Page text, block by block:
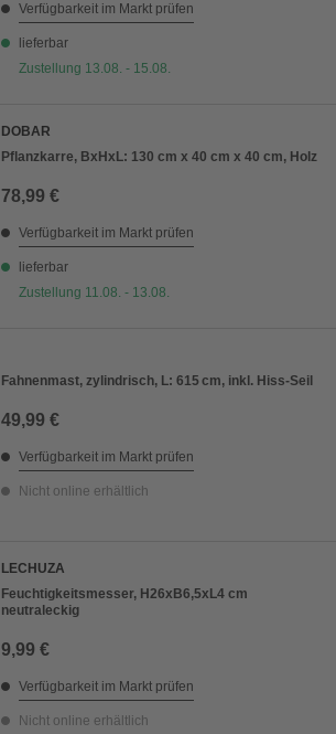
Verfügbarkeit im Markt prüfen
lieferbar
Zustellung 13.08. - 15.08.
DOBAR
Pflanzkarre, BxHxL: 130 cm x 40 cm x 40 cm, Holz
78,99 €
Verfügbarkeit im Markt prüfen
lieferbar
Zustellung 11.08. - 13.08.
Fahnenmast, zylindrisch, L: 615 cm, inkl. Hiss-Seil
49,99 €
Verfügbarkeit im Markt prüfen
Nicht online erhältlich
LECHUZA
Feuchtigkeitsmesser, H26xB6,5xL4 cm
neutraleckig
9,99 €
Verfügbarkeit im Markt prüfen
Nicht online erhältlich